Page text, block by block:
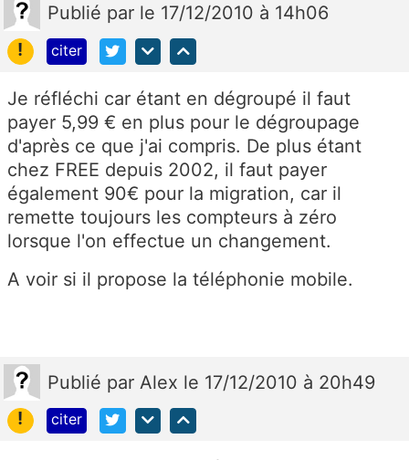
Publié par le 17/12/2010 à 14h06
!
citer
Je réfléchi car étant en dégroupé il faut
payer 5,99 € en plus pour le dégroupage
d'après ce que j'ai compris. De plus étant
chez FREE depuis 2002, il faut payer
également 90€ pour la migration, car il
remette toujours les compteurs à zéro
lorsque l'on effectue un changement.
A voir si il propose la téléphonie mobile.
Publié par Alex le 17/12/2010 à 20h49
!
citer